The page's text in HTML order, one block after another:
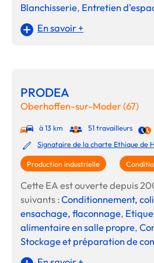
Blanchisserie, Entretien
En savoir +
PRODEA
Oberhoffen-sur-Moder (67)
à 13 km 51 travailleurs
Signataire de la charte Ethique de
Production industrielle
Cette EA est ouverte depuis
suivants :Conditionnement,
ensachage, flaconnage,
alimentaire en salle propre,
Stockage et préparation de